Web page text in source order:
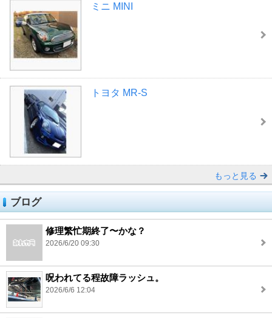
ミニ MINI
トヨタ MR-S
もっと見る
ブログ
修理繁忙期終了〜かな？
2026/6/20 09:30
呪われてる程故障ラッシュ。
2026/6/6 12:04